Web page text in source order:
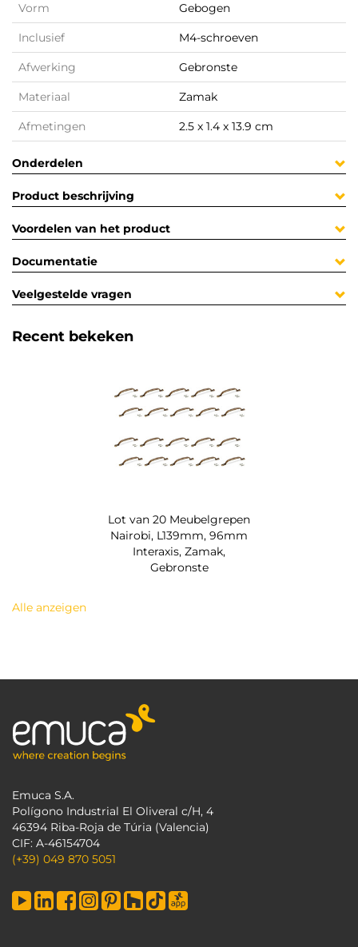
Vorm Gebogen
Inclusief M4-schroeven
Afwerking Gebronste
Materiaal Zamak
Afmetingen 2.5 x 1.4 x 13.9 cm
Onderdelen
Product beschrijving
Voordelen van het product
Documentatie
Veelgestelde vragen
Recent bekeken
Lot van 20 Meubelgrepen
Nairobi, L139mm, 96mm
Interaxis, Zamak,
Gebronste
Alle anzeigen
Emuca S.A.
Polígono Industrial El Oliveral c/H, 4
46394 Riba-Roja de Túria (Valencia)
CIF: A-46154704
(+39) 049 870 5051